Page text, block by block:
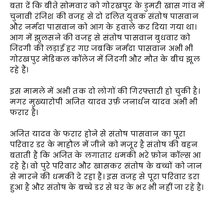
बता दें कि बीते सोमवार को गोरखपुर के डुमरी खास गांव में
चुनावी रंजिश की वजह से दो दलित युवक संतोष पासवान
और नर्मदा पासवान को आग के हवाले कर दिया गया था।
आग में झुलसने की वजह से संतोष पासवान बुधवार को
जिंदगी की लड़ाई हर गए जबकि नर्मदा पासवान अभी भी
गोरखपुर मेडिकल कॉलेज में जिंदगी और मौत के बीच झूल
रहे हैं।
इस मामले में अभी तक दो लोगों की गिरफ्तारी हो चुकी है।
मगर मुख्यारोपी अजित यादव उर्फ़ जनार्धन यादव अभी भी
फरार है।
अजित यादव के फरार होने से संतोष पासवान का पूरा
परिवार डर के माहौल में जीने को मजूर है संतोष की बहन
बताती हैं कि अजित के लगातार धमकी भरे फ़ोन कॉल्स आ
रहे हैं। वो पुरे परिवार और खासकर संतोष के बच्चों को जान
से मारने की धमकी दे रहा हैं। इस वजह से पूरा परिवार डरा
हुआ है और संतोष के बच्चे डर से घर के भर भी नहीं जा रहे हैं।